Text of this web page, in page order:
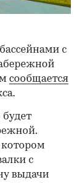
с
сообщается
будет
котором
с
выдачи